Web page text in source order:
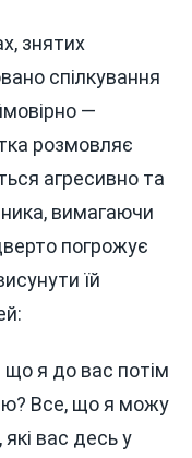
знятих
спілкування
—
розмовляє
агресивно та
вимагаючи
погрожує
їй
що я до вас потім
Все, що я можу
вас десь у